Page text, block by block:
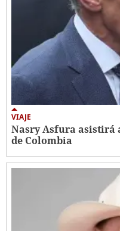
VIAJE
Nasry Asfura asistirá
de Colombia